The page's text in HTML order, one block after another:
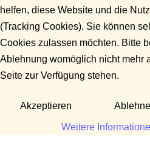
helfen, diese Website und die
(Tracking Cookies). Sie können
Cookies zulassen möchten. Bitte
Ablehnung womöglich nicht mehr
Seite zur Verfügung stehen.
Akzeptieren
Weitere